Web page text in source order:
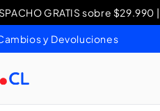
GRATIS sobre
Cambios y
y Devoluciones